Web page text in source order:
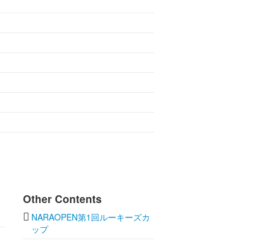
Other Contents
NARAOPEN第1回ルーキーズカ
ップ